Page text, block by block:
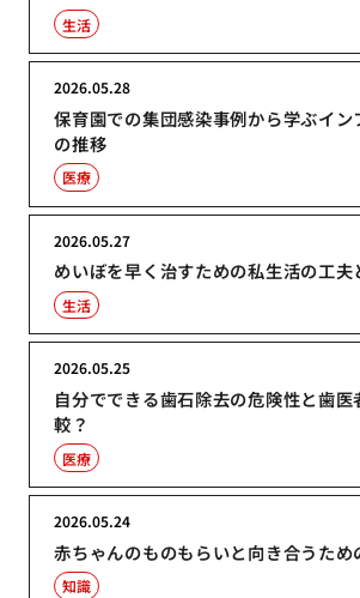
生活
保育園での集団感染事例から学ぶイン
の推移
2026.05.28
医療
めいぼを早く治すための私生活の工夫
2026.05.27
生活
自分でできる歯石除去の危険性と歯医
較？
2026.05.25
医療
赤ちゃんのものもらいと向き合うため
2026.05.24
知識